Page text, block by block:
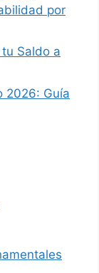
por
Saldo a
2026: Guía